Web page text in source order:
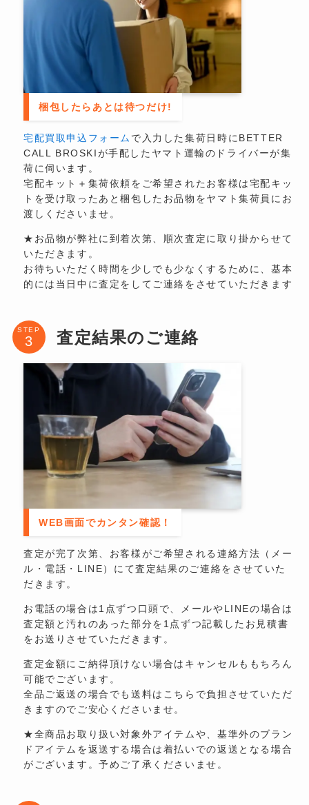
梱包したらあとは待つだけ!
宅配買取申込フォーム で入力した集荷日時にBETTER
CALL BROSKIが手配したヤマト運輸のドライバーが集
荷に伺います。
宅配キット＋集荷依頼をご希望されたお客様は宅配キッ
トを受け取ったあと梱包したお品物をヤマト集荷員にお
渡しくださいませ。
★お品物が弊社に到着次第、順次査定に取り掛からせて
いただきます。
お待ちいただく時間を少しでも少なくするために、基本
的には当日中に査定をしてご連絡をさせていただきます
STEP 査定結果のご連絡
WEB画面でカンタン確認！
査定が完了次第、お客様がご希望される連絡方法（メー
ル・電話・LINE）にて査定結果のご連絡をさせていた
だきます。
お電話の場合は1点ずつ口頭で、メールやLINEの場合は
査定額と汚れのあった部分を1点ずつ記載したお見積書
をお送りさせていただきます。
査定金額にご納得頂けない場合はキャンセルももちろん
可能でございます。
全品ご返送の場合でも送料はこちらで負担させていただ
きますのでご安心くださいませ。
★全商品お取り扱い対象外アイテムや、基準外のブラン
ドアイテムを返送する場合は着払いでの返送となる場合
がございます。予めご了承くださいませ。